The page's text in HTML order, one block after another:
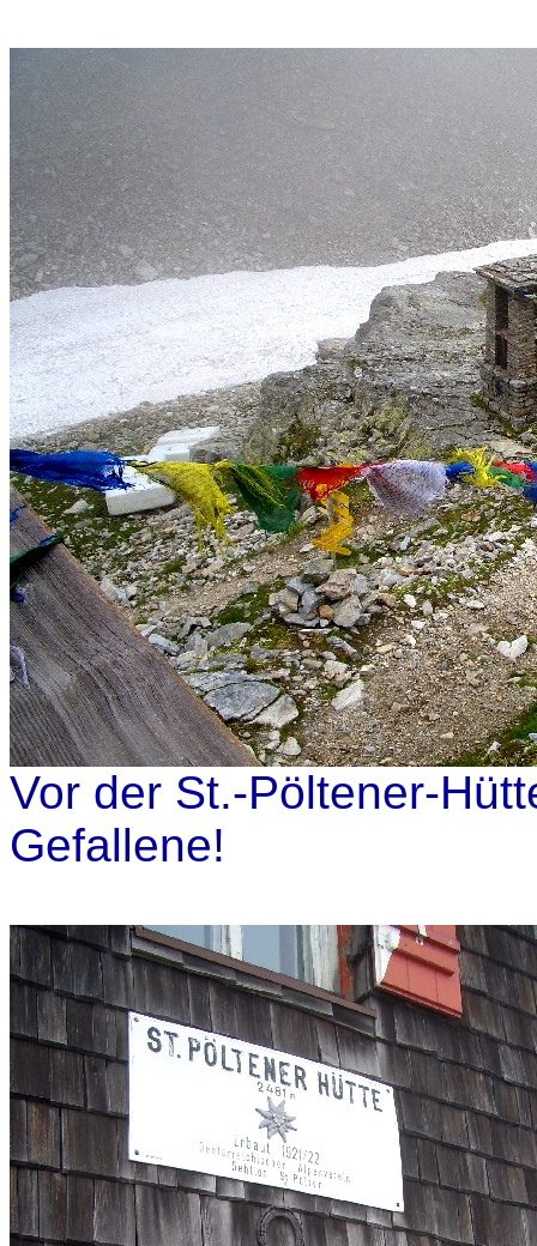
Vor der St.-Pöltener-
Gefallene!